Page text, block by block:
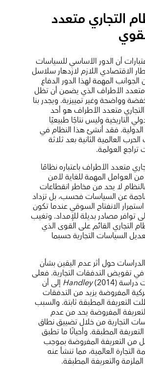
التجاري متعدد
أن الدور الأساسي للسياسات
الاقتصادي اللازم لازدهار سلاسل
الجوانب المهمة لهذا الدور الدفاع
متعدد الأطراف الذي يضمن أن تظل
وواضحة وغير تمييزية. ويجدر بنا
التجاري متعدد الأطراف هو أحد
التاريخية وليس نتاجًا طبيعيًا
الدولية. فقد أنشئ هذا النظام في
العالمية الثانية بعد ثلاثة
العولمة.
متعدد الأطراف باعتباره نظامًا
العوامل المهمة للغاية لأمن
لا يحد من مخاطر انقطاعات
عن السياسات فحسب، بل تزداد
الانفتاح السوقي عندما تكون
توافر مصادر بديلة للإمداد. وتغيب
التجاري القائم على القوى الذي
السياسات التجارية حسبما
حول أثر عدم اليقين بشأن
في تقويض التدفقات التجارية. فعلى
دراسة Handley (2014) إلى أن
المفروضة يزيد من التدفقات
التعريفة المطبقة ثابتة. والسبب
المفروضة يحد من عدم
التجارية من خلال تضييق نطاق
المطبقة. وأحيانًا ما تطبق
من التعريفة المفروضة بموجب
التجارة العالمية، مما تنشأ عنه
والتعريفة المطبقة.